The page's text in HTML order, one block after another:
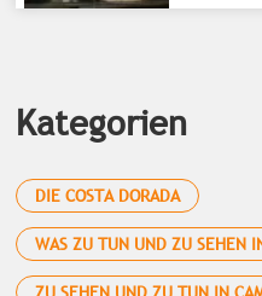
Kategorien
DIE COSTA DORADA
WAS ZU TUN UND ZU SEHEN